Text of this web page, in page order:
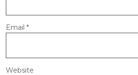
Email *
Website